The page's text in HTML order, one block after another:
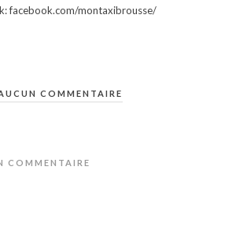
facebook.com/montaxibrousse/
COMMENTAIRE
COMMENTAIRE